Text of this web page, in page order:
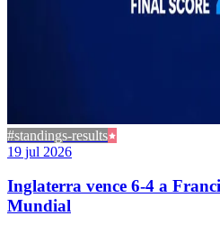
#standings-results
19 jul 2026
Inglaterra vence 6-4 a
Mundial